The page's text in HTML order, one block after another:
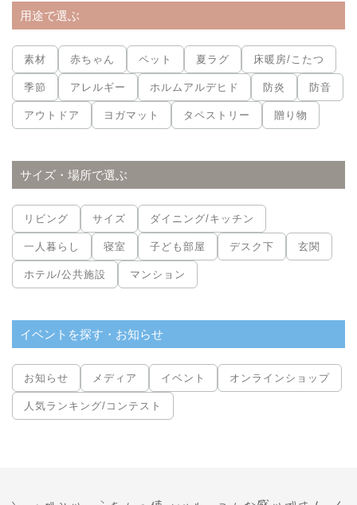
用途で選ぶ
素材 赤ちゃん ペット 夏ラグ 床暖房/こたつ
季節 アレルギー ホルムアルデヒド 防炎 防音
アウトドア ヨガマット タペストリー 贈り物
サイズ・場所で選ぶ
リビング サイズ ダイニング/キッチン
一人暮らし 寝室 子ども部屋 デスク下 玄関
ホテル/公共施設 マンション
イベントを探す・お知らせ
お知らせ メディア イベント オンラインショップ
人気ランキング/コンテスト